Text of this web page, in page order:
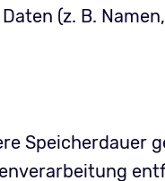
(z. B.
Speicherdauer